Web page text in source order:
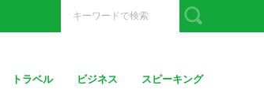
トラベル ビジネス スピーキング